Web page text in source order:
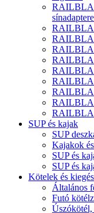
SUP és kajak
SUP
Kajakok
SUP és
SUP és
Kötelek és
Általános
Futó